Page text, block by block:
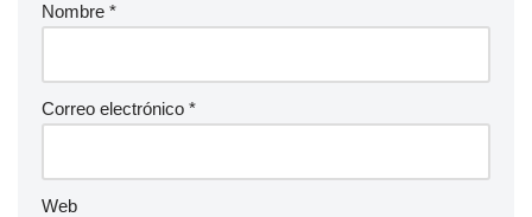
Nombre *
Correo electrónico *
Web